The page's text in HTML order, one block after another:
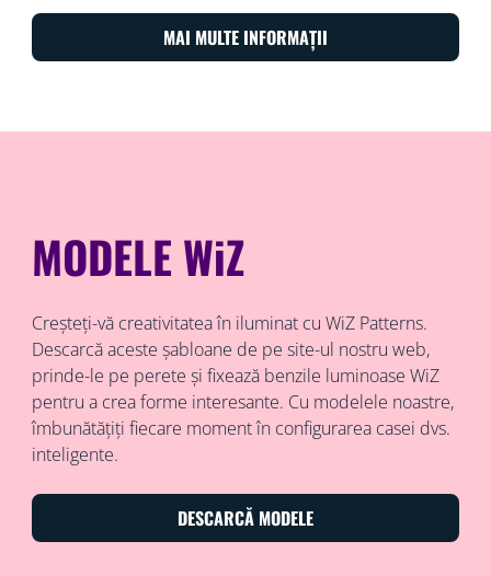
MAI MULTE INFORMAȚII
MODELE WiZ
Creșteți-vă creativitatea în iluminat cu WiZ Patterns.
Descarcă aceste șabloane de pe site-ul nostru web,
prinde-le pe perete și fixează benzile luminoase WiZ
pentru a crea forme interesante. Cu modelele noastre,
îmbunătățiți fiecare moment în configurarea casei dvs.
inteligente.
DESCARCĂ MODELE